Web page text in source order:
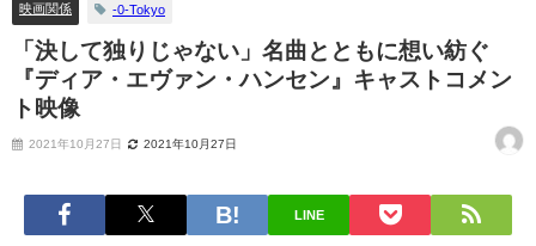
映画関係 -0-Tokyo
「決して独りじゃない」名曲とともに想い紡ぐ
『ディア・エヴァン・ハンセン』キャストコメン
ト映像
2021年10月27日 2021年10月27日
LINE